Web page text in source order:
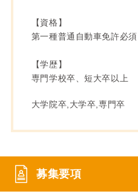
【資格】
第一種普通自動車免許必須
【学歴】
専門学校卒、短大卒以上
大学院卒,大学卒,専門卒
募集要項